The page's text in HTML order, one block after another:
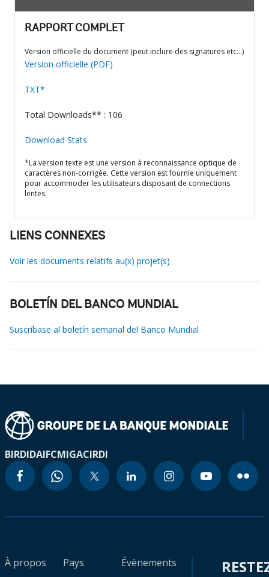
RAPPORT COMPLET
Version officielle du document (peut inclure des signatures etc…)
Version officielle (PDF)
TXT*
Total Downloads** : 106
Download Stats
*La version texte est une version à reconnaissance optique de
caractères non-corrigée. Cette version est fournie uniquement
pour accommoder les utilisateurs disposant de connections
lentes.
LIENS CONNEXES
Voir les documents relatifs au(x) projet(s)
BOLETÍN DEL BANCO MUNDIAL
Suscríbase al boletín semanal del Banco Mundial
BIRDIDAIFCMIGACIRDI
À propos
Pays
Évènements